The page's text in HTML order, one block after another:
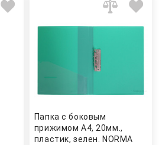
Папка с боковым
прижимом А4, 20мм.,
пластик, зелен. NORMA